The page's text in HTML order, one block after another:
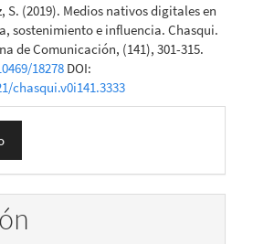
S. (2019). Medios nativos digitales en
sostenimiento e influencia. Chasqui.
de Comunicación, (141), 301-315.
18278 DOI:
chasqui.v0i141.3333